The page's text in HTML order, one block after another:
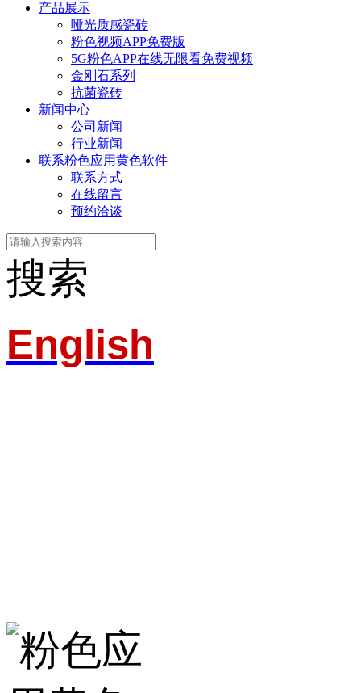
产品展示
哑光质感瓷砖
粉色视频APP免费版
5G粉色APP在线无限看免费视频
金刚石系列
抗菌瓷砖
新闻中心
公司新闻
行业新闻
联系粉色应用黄色软件
联系方式
在线留言
预约洽谈
搜索
English